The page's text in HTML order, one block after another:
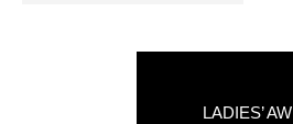
LADIES’ AW